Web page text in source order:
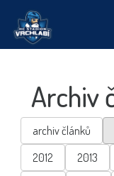
Archiv
archiv článků
2012
2013